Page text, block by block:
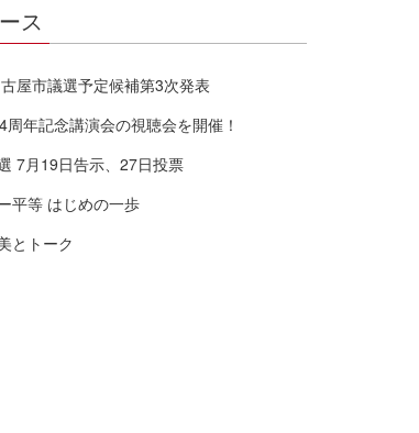
ス
屋市議選予定候補第3次発表
周年記念講演会の視聴会を開催！
7月19日告示、27日投票
平等 はじめの一歩
とトーク